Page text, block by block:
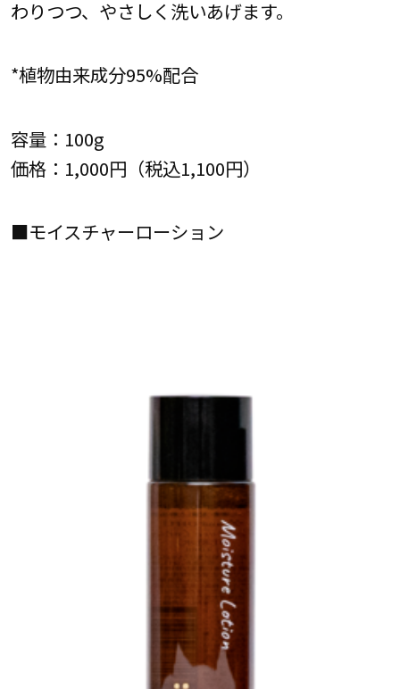
わりつつ、やさしく洗いあげます。
*植物由来成分95%配合
容量：100g
価格：1,000円（税込1,100円）
■モイスチャーローション